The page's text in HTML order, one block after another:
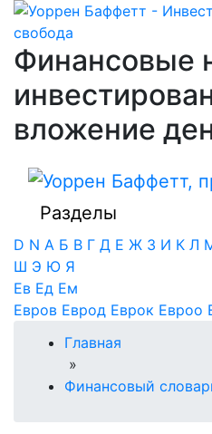
Финансовые
вложение
Разделы
D N А Б В Г Д Е Ж З И К Л
Ш Э Ю Я
Ев Ед Ем
Евров Еврод Еврок Евроо
Главная
»
Финансовый